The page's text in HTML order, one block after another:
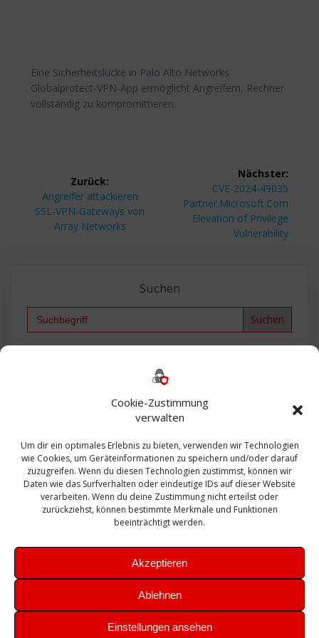
Cookie-Zustimmung
verwalten
Um dir ein optimales Erlebnis zu bieten, verwenden wir Technologien
wie Cookies, um Geräteinformationen zu speichern und/oder darauf
zuzugreifen. Wenn du diesen Technologien zustimmst, können wir
Daten wie das Surfverhalten oder eindeutige IDs auf dieser Website
verarbeiten. Wenn du deine Zustimmung nicht erteilst oder
zurückziehst, können bestimmte Merkmale und Funktionen
beeinträchtigt werden.
Akzeptieren
Ablehnen
Einstellungen ansehen
Eine Sicherheitslücke in Palo Alto Networks
Globalprotect-VPN-App ermöglicht Angreifern, Rechner
vollständig zu kompromittieren.
Zurück:
Vorheriger
Beitrag:
Angreifer attackieren
SSL-VPN-Gateways von
Array Networks
Nächster:
Nächster
Beitrag:
CVE-2024-49035
Partner.Microsoft.Com
Elevation of Privilege
Vulnerability
Suchen
Search
Bautagebuch
Exchange firewall Fritzbox
Microsoft
Sanierung SBS Security Server Sicherheit
Sicherung SIEM Sophos SSL Ubuntu
Update Upgrade UTM VCenter VCSA Veeam
VMWare VPN WAZUH Windows
Zertifikat
Theme